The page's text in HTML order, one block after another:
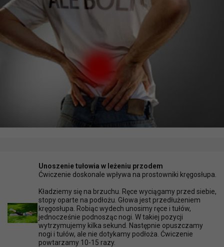
Unoszenie tułowia w leżeniu przodem
Ćwiczenie doskonale wpływa na prostowniki kręgosłupa.
Kładziemy się na brzuchu. Ręce wyciągamy przed siebie,
stopy oparte na podłożu. Głowa jest przedłużeniem
kręgosłupa. Robiąc wydech unosimy ręce i tułów,
jednocześnie podnosząc nogi. W takiej pozycji
wytrzymujemy kilka sekund. Następnie opuszczamy
nogi i tułów, ale nie dotykamy podłoża. Ćwiczenie
powtarzamy 10-15 razy.